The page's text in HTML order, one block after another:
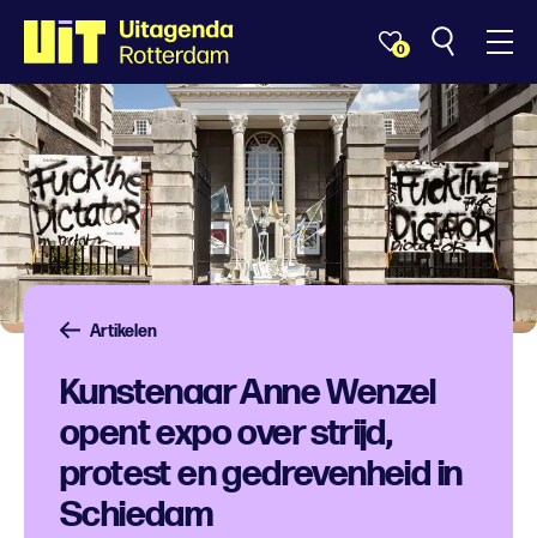
0
Artikelen
Kunstenaar Anne Wenzel
opent expo over strijd,
protest en gedrevenheid in
Schiedam